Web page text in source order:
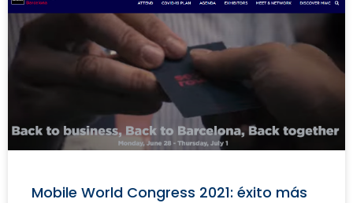
Mobile World Congress 2021: éxito más